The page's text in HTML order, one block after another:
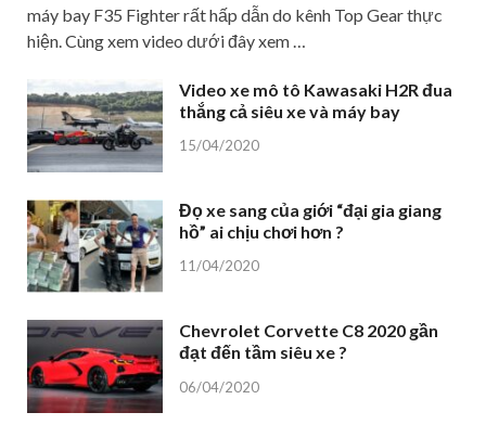
máy bay F35 Fighter rất hấp dẫn do kênh Top Gear thực
hiện. Cùng xem video dưới đây xem …
Video xe mô tô Kawasaki H2R đua
thắng cả siêu xe và máy bay
15/04/2020
Đọ xe sang của giới “đại gia giang
hồ” ai chịu chơi hơn ?
11/04/2020
Chevrolet Corvette C8 2020 gần
đạt đến tầm siêu xe ?
06/04/2020